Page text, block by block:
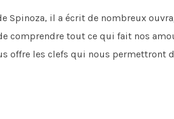
Spinoza, il a écrit de nombreux
comprendre tout ce qui fait nos
offre les clefs qui nous permettront